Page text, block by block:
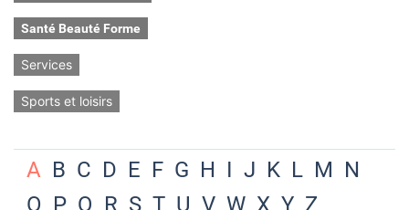
Santé Beauté Forme
Services
Sports et loisirs
A B C D E F G H I J K L M N
O P Q R S T U V W X Y Z